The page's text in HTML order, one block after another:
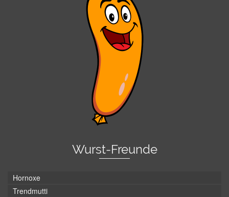
Wurst-Freunde
Hornoxe
Trendmutti